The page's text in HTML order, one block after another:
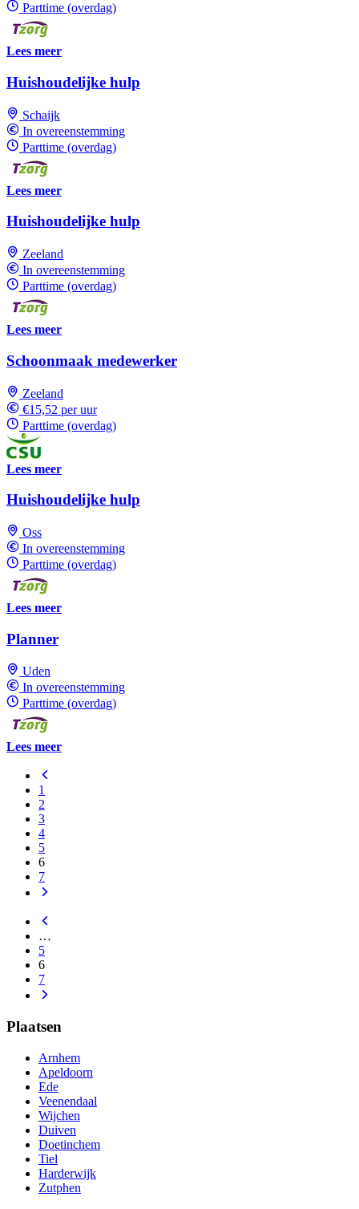
Parttime (overdag)
Lees meer
Huishoudelijke hulp
Schaijk
In overeenstemming
Parttime (overdag)
Lees meer
Huishoudelijke hulp
Zeeland
In overeenstemming
Parttime (overdag)
Lees meer
Schoonmaak medewerker
Zeeland
€15,52 per uur
Parttime (overdag)
Lees meer
Huishoudelijke hulp
Oss
In overeenstemming
Parttime (overdag)
Lees meer
Planner
Uden
In overeenstemming
Parttime (overdag)
Lees meer
1
2
3
4
5
6
7
…
5
6
7
Plaatsen
Arnhem
Apeldoorn
Ede
Veenendaal
Wijchen
Duiven
Doetinchem
Tiel
Harderwijk
Zutphen